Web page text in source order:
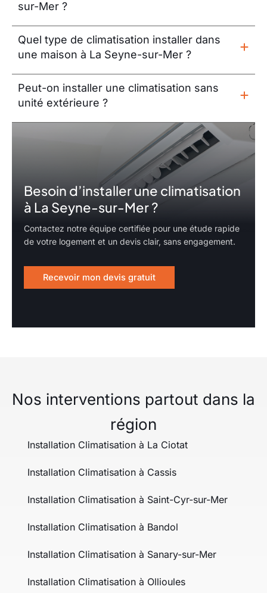
sur-Mer ?
Quel type de climatisation installer dans
une maison à La Seyne-sur-Mer ?
Peut-on installer une climatisation sans
unité extérieure ?
Besoin d’installer une climatisation
à La Seyne-sur-Mer ?
Contactez notre équipe certifiée pour une étude rapide
de votre logement et un devis clair, sans engagement.
Recevoir mon devis gratuit
Nos interventions partout dans la
région
Installation Climatisation à La Ciotat
Installation Climatisation à Cassis
Installation Climatisation à Saint-Cyr-sur-Mer
Installation Climatisation à Bandol
Installation Climatisation à Sanary-sur-Mer
Installation Climatisation à Ollioules